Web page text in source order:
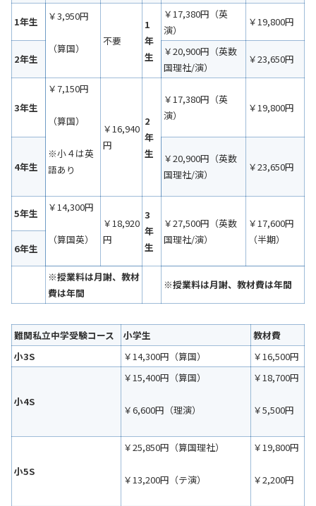
1年生 ￥3,950円
（算国）
不要
1
年
生
￥17,380円（英
演）
￥19,800円
2年生
￥20,900円（英数
国理社/演）
￥23,650円
3年生
￥7,150円
（算国）
※小４は英
語あり
￥16,940
円
2
年
生
￥17,380円（英
演）
￥19,800円
4年生
￥20,900円（英数
国理社/演）
￥23,650円
5年生 ￥14,300円
（算国英）
￥18,920
円
3
年
生
￥27,500円（英数
国理社/演）
￥17,600円
（半期）
6年生
※授業料は月謝、教材
費は年間
※授業料は月謝、教材費は年間
難関私立中学受験コース 小学生
教材費
小3S
￥14,300円（算国） ￥16,500円
小4S
￥15,400円（算国）
￥6,600円（理演）
￥18,700円
￥5,500円
小5S
￥25,850円（算国理社）
￥13,200円（テ演）
￥19,800円
￥2,200円